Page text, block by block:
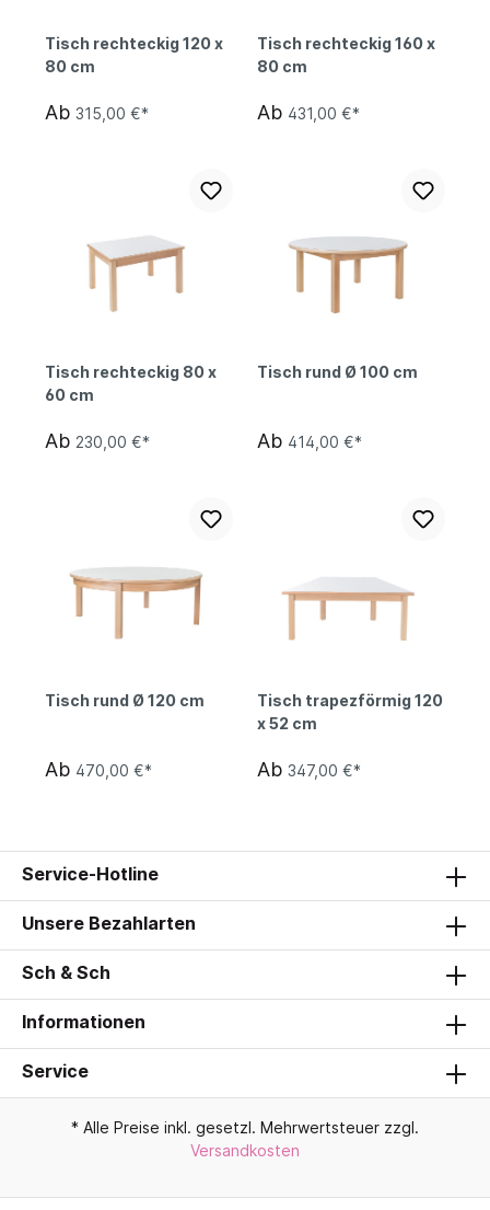
Tisch rechteckig 120 x
80 cm
Ab 315,00 €*
Tisch rechteckig 160 x
80 cm
Ab 431,00 €*
Tisch rechteckig 80 x
60 cm
Ab 230,00 €*
Tisch rund Ø 100 cm
Ab 414,00 €*
Tisch rund Ø 120 cm
Ab 470,00 €*
Tisch trapezförmig 120
x 52 cm
Ab 347,00 €*
Service-Hotline
Unsere Bezahlarten
Sch & Sch
Informationen
Service
* Alle Preise inkl. gesetzl. Mehrwertsteuer zzgl.
Versandkosten